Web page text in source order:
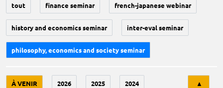
tout finance seminar french-japanese webinar
history and economics seminar inter-eval seminar
philosophy, economics and society seminar
À VENIR 2026 2025 2024 ▲